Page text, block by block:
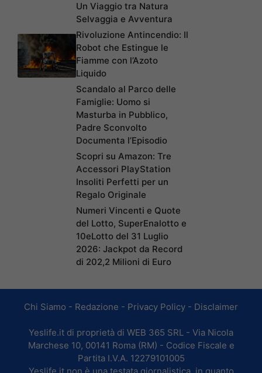
Un Viaggio tra Natura
Selvaggia e Avventura
Rivoluzione Antincendio: Il
Robot che Estingue le
Fiamme con l’Azoto
Liquido
Scandalo al Parco delle
Famiglie: Uomo si
Masturba in Pubblico,
Padre Sconvolto
Documenta l’Episodio
Scopri su Amazon: Tre
Accessori PlayStation
Insoliti Perfetti per un
Regalo Originale
Numeri Vincenti e Quote
del Lotto, SuperEnalotto e
10eLotto del 31 Luglio
2026: Jackpot da Record
di 202,2 Milioni di Euro
Chi Siamo - Redazione - Privacy Policy - Disclaimer
Yeslife.it di proprietà di WEB 365 SRL - Via Nicola
Marchese 10, 00141 Roma (RM) - Codice Fiscale e
Partita I.V.A. 12279101005